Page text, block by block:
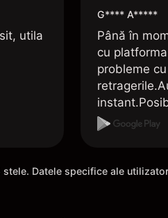
utila
G**** A*****
Până în
cu
probleme
folosirea
Datele specifice ale